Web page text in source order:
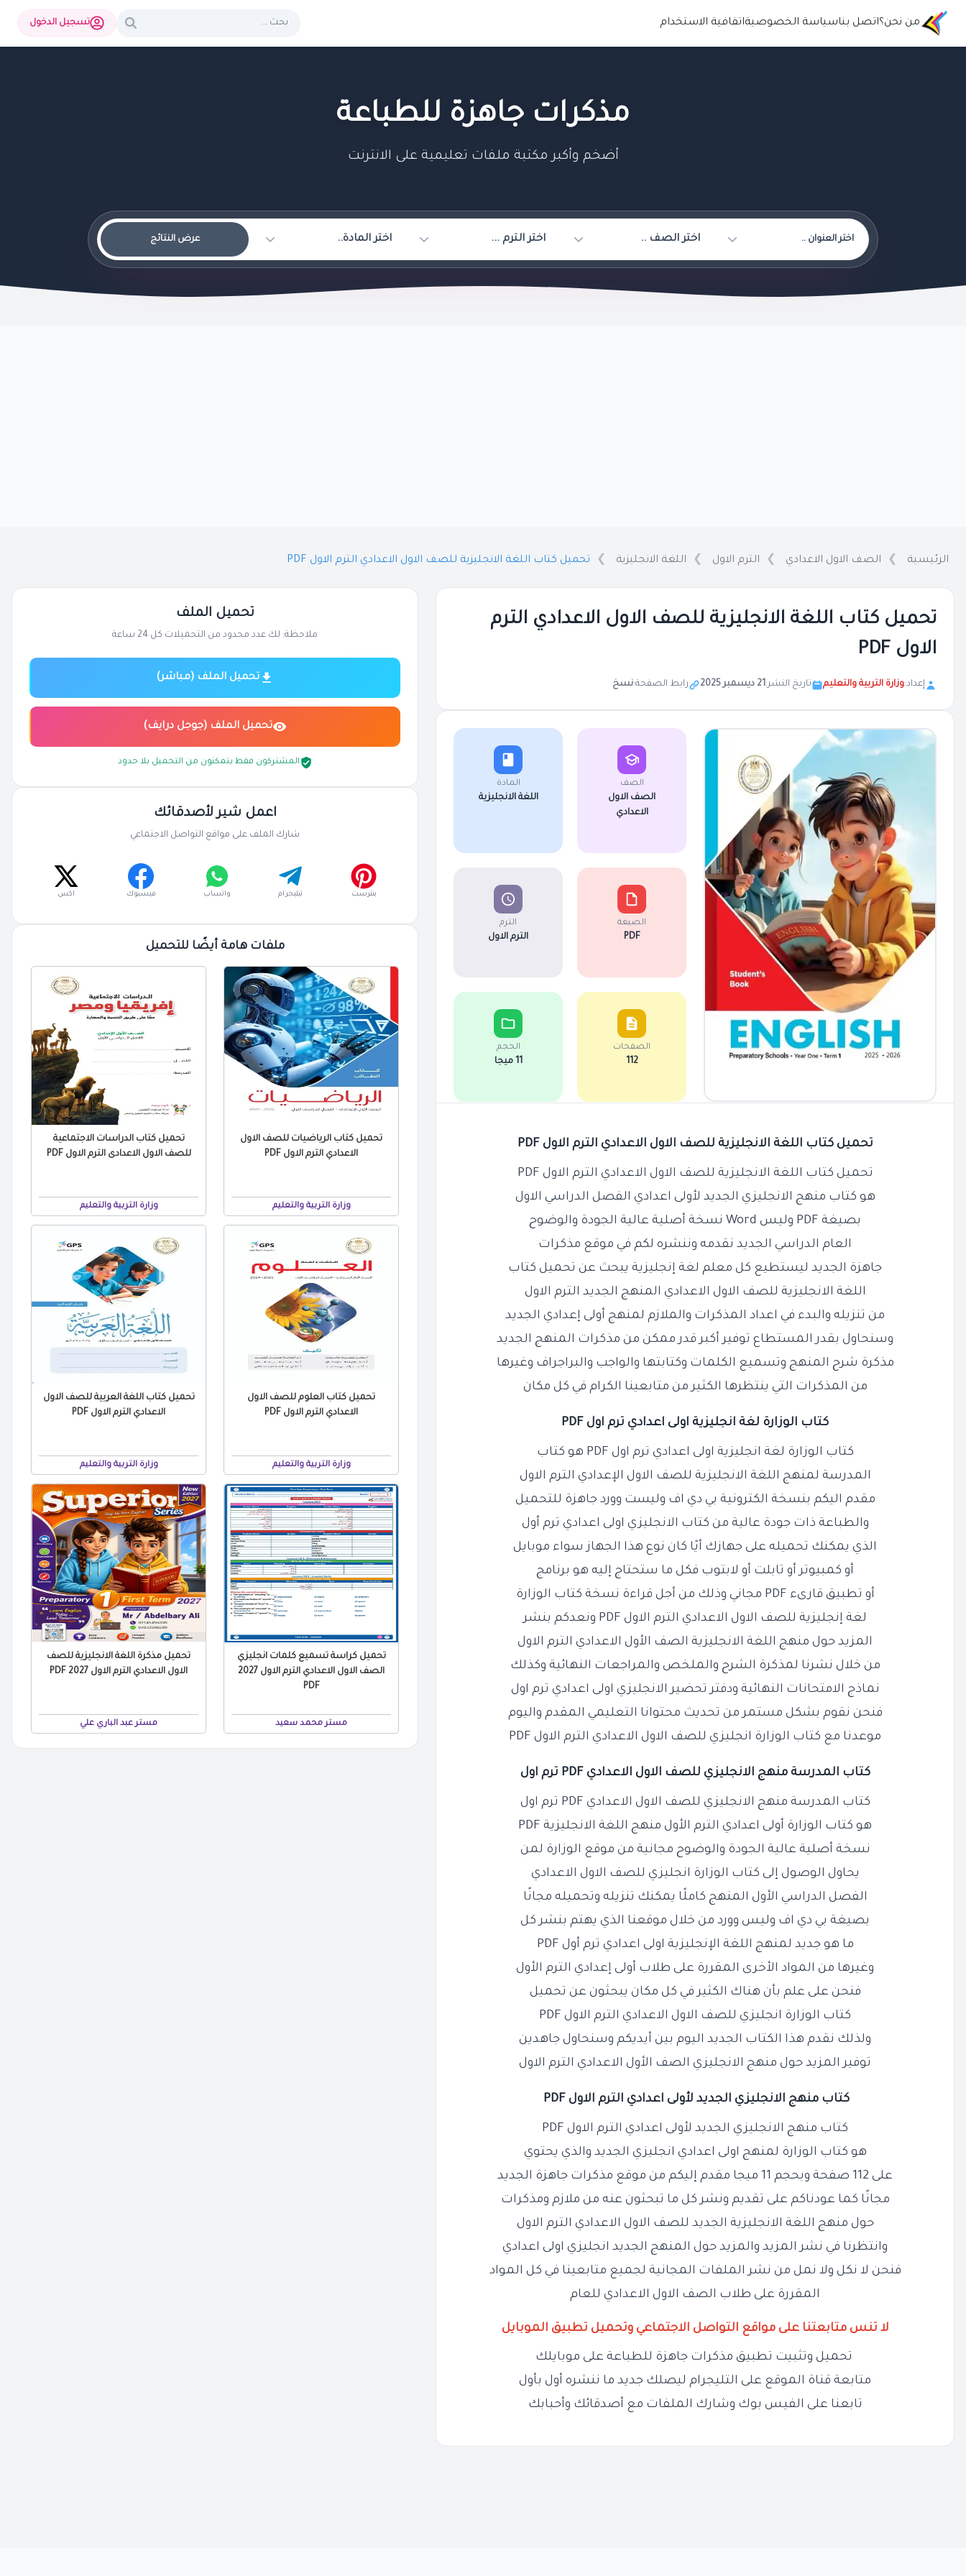
من نحن؟اتصل بناسياسة الخصوصيةاتفافية الاستخدام تسجيل الدخول
مذكرات جاهزة للطباعة
أضخم وأكبر مكتبة ملفات تعليمية على الانترنت
عرض النتائج
الرئيسية الصف الاول الاعدادي الترم الاول اللغة الانجليزية تحميل كتاب اللغة الانجليزية للصف الاول الاعدادي الترم الاول PDF
تحميل كتاب اللغة الانجليزية للصف الاول الاعدادي الترم
الاول PDF
إعداد:وزارة التربية والتعليم تاريخ النشر:21 ديسمبر 2025 رابط الصفحة:نسخ
الصف
الصف الاول
الاعدادي
المادة
اللغة الانجليزية
الصيغة
PDF
الترم
الترم الاول
الصفحات
112
الحجم
11 ميجا
تحميل كتاب اللغة الانجليزية للصف الاول الاعدادي الترم الاول PDF
تحميل كتاب اللغة الانجليزية للصف الاول الاعدادي الترم الاول PDF
هو كتاب منهج الانجليزي الجديد لأولى اعدادي الفصل الدراسي الاول
بصيغة PDF وليس Word نسخة أصلية عالية الجودة والوضوح
العام الدراسي الجديد نقدمه وننشره لكم في موقع مذكرات
جاهزة الجديد ليستطيع كل معلم لغة إنجليزية يبحث عن تحميل كتاب
اللغة الانجليزية للصف الاول الاعدادي المنهج الجديد الترم الاول
من تنزيله والبدء في اعداد المذكرات والملازم لمنهج أولى إعدادي الجديد
وسنحاول بقدر المستطاع توفير أكبر قدر ممكن من مذكرات المنهج الجديد
مذكرة شرح المنهج وتسميع الكلمات وكتابتها والواجب والبراجراف وغيرها
من المذكرات التي ينتظرها الكثير من متابعينا الكرام في كل مكان
كتاب الوزارة لغة انجليزية اولى اعدادي ترم اول PDF
كتاب الوزارة لغة انجليزية اولى اعدادي ترم اول PDF هو كتاب
المدرسة لمنهج اللغة الانجليزية للصف الاول الإعدادي الترم الاول
مقدم اليكم بنسخة الكترونية بي دي اف وليست وورد جاهزة للتحميل
والطباعة ذات جودة عالية من كتاب الانجليزي اولى اعدادي ترم أول
الذي يمكنك تحميله على جهازك أيًا كان نوع هذا الجهاز سواء موبايل
أو كمبيوتر أو تابلت أو لابتوب فكل ما ستحتاج إليه هو برنامج
أو تطبيق قارىء PDF مجاني وذلك من أجل قراءة نسخة كتاب الوزارة
لغة إنجليزية للصف الاول الاعدادي الترم الاول PDF ونعدكم بنشر
المزيد حول منهج اللغة الانجليزية الصف الأول الاعدادي الترم الاول
من خلال نشرنا لمذكرة الشرح والملخص والمراجعات النهائية وكذلك
نماذج الامتحانات النهائية ودفتر تحضير الانجليزي اولى اعدادي ترم اول
فنحن نقوم بشكل مستمر من تحديث محتوانا التعليمي المقدم واليوم
موعدنا مع كتاب الوزارة انجليزي للصف الاول الاعدادي الترم الاول PDF
كتاب المدرسة منهج الانجليزي للصف الاول الاعدادي PDF ترم اول
كتاب المدرسة منهج الانجليزي للصف الاول الاعدادي PDF ترم اول
هو كتاب الوزارة أولى اعدادي الترم الأول منهج اللغة الانجليزية PDF
نسخة أصلية عالية الجودة والوضوح مجانية من موقع الوزارة لمن
يحاول الوصول إلى كتاب الوزارة انجليزي للصف الاول الاعدادي
الفصل الدراسي الأول المنهج كاملًا يمكنك تنزيله وتحميله مجانًا
بصيغة بي دي اف وليس وورد من خلال موقعنا الذي يهتم بنشر كل
ما هو جديد لمنهج اللغة الإنجليزية اولى اعدادي ترم أول PDF
وغيرها من المواد الأخرى المقررة على طلاب أولى إعدادي الترم الأول
فنحن على علم بأن هناك الكثير في كل مكان يبحثون عن تحميل
كتاب الوزارة انجليزي للصف الاول الاعدادي الترم الاول PDF
ولذلك نقدم هذا الكتاب الجديد اليوم بين أيديكم وسنحاول جاهدين
توفير المزيد حول منهج الانجليزي الصف الأول الاعدادي الترم الاول
كتاب منهج الانجليزي الجديد لأولى اعدادي الترم الاول PDF
كتاب منهج الانجليزي الجديد لأولى اعدادي الترم الاول PDF
هو كتاب الوزارة لمنهج اولى اعدادي انجليزي الجديد والذي يحتوي
على 112 صفحة وبحجم 11 ميجا مقدم إليكم من موقع مذكرات جاهزة الجديد
مجانًا كما عودناكم على تقديم ونشر كل ما تبحثون عنه من ملازم ومذكرات
حول منهج اللغة الانجليزية الجديد للصف الاول الاعدادي الترم الاول
وانتظرنا في نشر المزيد والمزيد حول المنهج الجديد انجليزي اولى اعدادي
فنحن لا نكل ولا نمل من نشر الملفات المجانية لجميع متابعينا في كل المواد
المقررة على طلاب الصف الاول الاعدادي للعام
لا تنس متابعتنا على مواقع التواصل الاجتماعي وتحميل تطبيق الموبايل
تحميل وتثبيت تطبيق مذكرات جاهزة للطباعة على موبايلك
متابعة قناة الموقع على التليجرام ليصلك جديد ما ننشره أول بأول
تابعنا على الفيس بوك وشارك الملفات مع أصدقائك وأحبابك
تحميل الملف
ملاحظة: لك عدد محدود من التحميلات كل 24 ساعة
تحميل الملف (مباشر)
تحميل الملف (جوجل درايف)
المشتركون فقط يتمكنون من التحميل بلا حدود
اعمل شير لأصدقائك
شارك الملف على مواقع التواصل الاجتماعي
بنترست تيليجرام واتساب فيسبوك اكس
ملفات هامة أيضًا للتحميل
تحميل كتاب الرياضيات للصف الاول
الاعدادي الترم الاول PDF
وزارة التربية والتعليم
تحميل كتاب الدراسات الاجتماعية
للصف الاول الاعدادى الترم الاول PDF
وزارة التربية والتعليم
تحميل كتاب العلوم للصف الاول
الاعدادي الترم الاول PDF
وزارة التربية والتعليم
تحميل كتاب اللغة العربية للصف الاول
الاعدادي الترم الاول PDF
وزارة التربية والتعليم
تحميل كراسة تسميع كلمات انجليزي
الصف الاول الاعدادي الترم الاول 2027
PDF
مستر محمد سعيد
تحميل مذكرة اللغة الانجليزية للصف
الاول الاعدادي الترم الاول 2027 PDF
مستر عبد الباري علي